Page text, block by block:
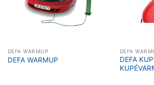
DEFA WARMUP
DEFA WARMUP
DEFA
DEFA